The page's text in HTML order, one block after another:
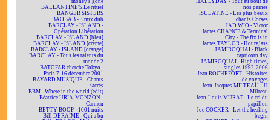
money's gone
BALLANTINE'S Le rituel
BANGER SISTERS
BAOBAB - 3 mix dub
BARCLAY - ISLAND -
Opération Libération
BARCLAY - ISLAND [bleu]
BARCLAY - ISLAND [crème]
BARCLAY - ISLAND [orange]
BARCLAY - Tous les talents du
monde 2
BATOFAR cherche Tokyo -
Paris 7-16 décembre 2001
BAYARD MUSIQUE - Chants
sacrés
BBM - Where in the world (edit)
Béatrice URIA-MONZON -
Carmen
BETTY BOOP - 1001 nuits
Bill DERAIME - Qui a bu
HALLYDAY - Tout au bout de
nos peines
ISULATINE - Les plus beaux
chants Corses
JAD WIO - Victor
James CHANCE & Terminal
City - The fix is in
James TAYLOR - Hourglass
JAMIROQUAI - Black
capricorn day
JAMIROQUAI - High times,
singles 1992-2006
Jean ROCHEFORT - Histoires
de voyages
Jean-Jacques MILTEAU - JJ
Milteau
Jean-Louis MURAT - Le cri du
papillon
Joe COCKER - Let the healing
begin